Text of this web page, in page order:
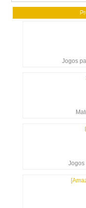
Jogos
Jogos